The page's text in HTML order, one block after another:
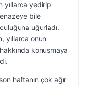
yıllarca yedirip
bile
uğurladı.
yıllarca onun
konuşmaya
haftanın çok ağır